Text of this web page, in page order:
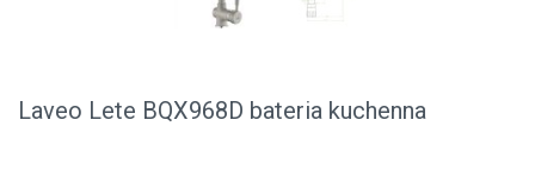
Laveo Lete BQX968D bateria kuchenna